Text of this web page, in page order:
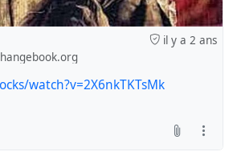
il y a 2 ans
watch?v=2X6nkTKTsMk